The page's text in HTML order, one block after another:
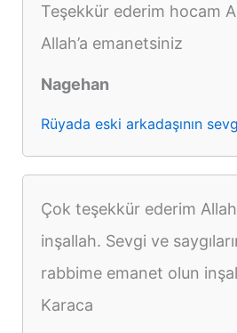
Teşekkür ederim hocam
Allah’a emanetsiniz
Nagehan
Rüyada eski arkadaşının
Çok teşekkür ederim Allah
inşallah. Sevgi ve
rabbime emanet olun
Karaca